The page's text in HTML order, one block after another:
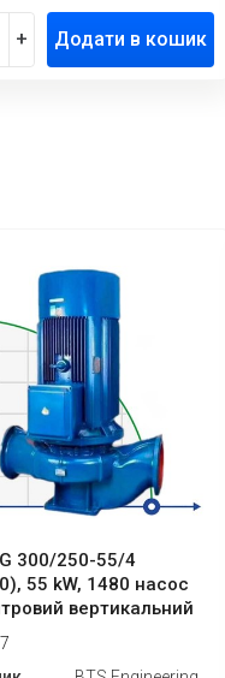
+ Додати в кошик
300/250-55/4
55 kW, 1480 насос
вертикальний